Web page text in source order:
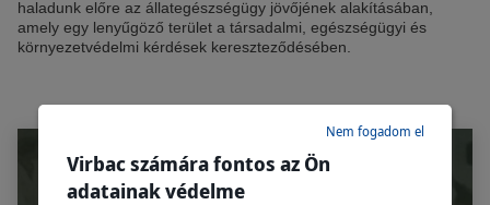
haladunk előre az állategészségügy jövőjének alakításában,
amely egy lenyűgöző terület a társadalmi, egészségügyi és
környezetvédelmi kérdések kereszteződésében.
Virbac számára fontos az Ön
adatainak védelme
Nem fogadom el